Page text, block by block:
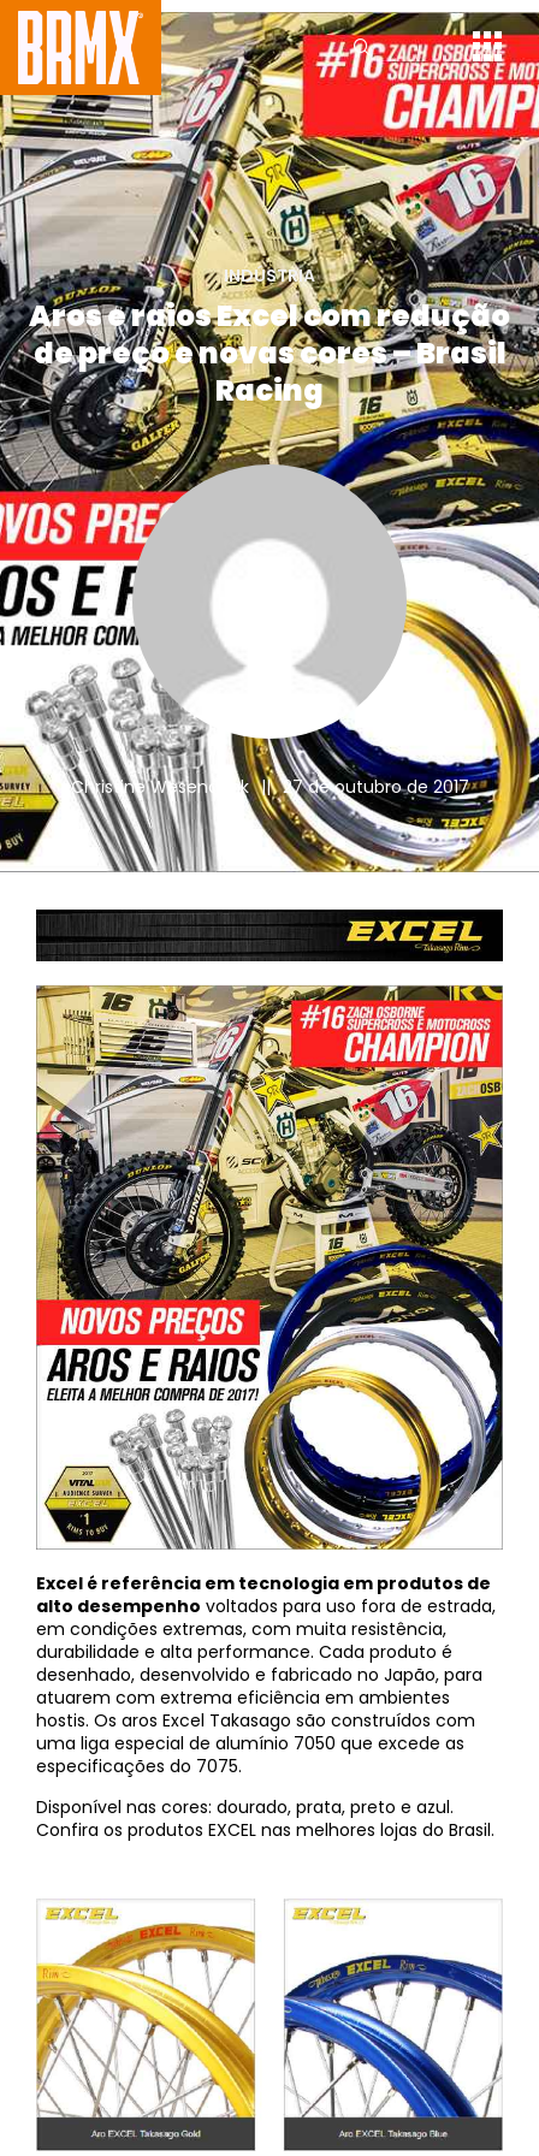
INDÚSTRIA
Aros e raios Excel com redução
de preço e novas cores – Brasil
Racing
Christine Wesendonk || 27 de outubro de 2017
Excel é referência em tecnologia em produtos de
alto desempenho voltados para uso fora de estrada,
em condições extremas, com muita resistência,
durabilidade e alta performance. Cada produto é
desenhado, desenvolvido e fabricado no Japão, para
atuarem com extrema eficiência em ambientes
hostis. Os aros Excel Takasago são construídos com
uma liga especial de alumínio 7050 que excede as
especificações do 7075.
Disponível nas cores: dourado, prata, preto e azul.
Confira os produtos EXCEL nas melhores lojas do Brasil.